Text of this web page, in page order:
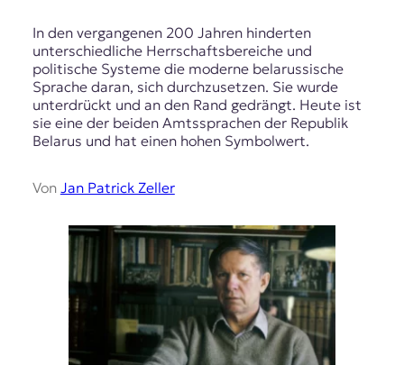
In den vergangenen 200 Jahren hinderten
unterschiedliche Herrschaftsbereiche und
politische Systeme die moderne belarussische
Sprache daran, sich durchzusetzen. Sie wurde
unterdrückt und an den Rand gedrängt. Heute ist
sie eine der beiden Amtssprachen der Republik
Belarus und hat einen hohen Symbolwert.
Von Jan Patrick Zeller